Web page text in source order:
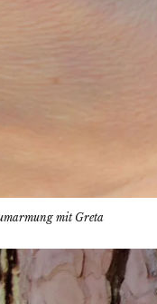
mit Greta